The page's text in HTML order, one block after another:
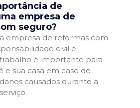
de
empresa de
seguro?
empresa de reformas com
civil e
é importante para
e sua casa em caso de
causados durante a